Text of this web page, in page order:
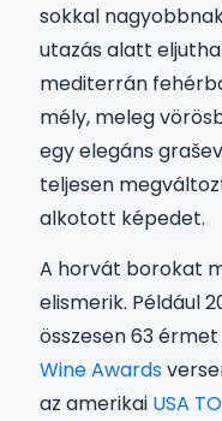
sokkal
utazás alatt
mediterrán
mély, meleg
egy elegáns
teljesen
alkotott képedet.
A horvát borokat
elismerik. Például
összesen 63
Wine Awards
az amerikai USA